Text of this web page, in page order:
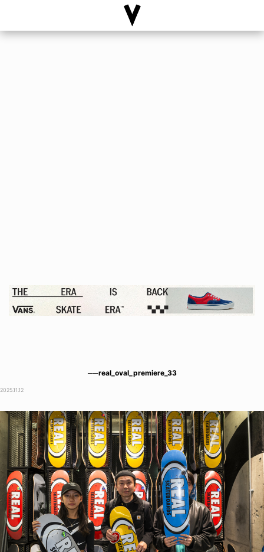
──real_oval_premiere_33
2025.11.12